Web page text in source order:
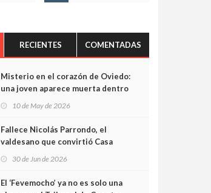
RECIENTES COMENTADAS
Misterio en el corazón de Oviedo:
una joven aparece muerta dentro
cámaras captan sus últimos
minutos
10 de May de 2026
Fallece Nicolás Parrondo, el
valdesano que convirtió Casa
30 de Jun de 2026
El ‘Fevemocho’ ya no es solo una